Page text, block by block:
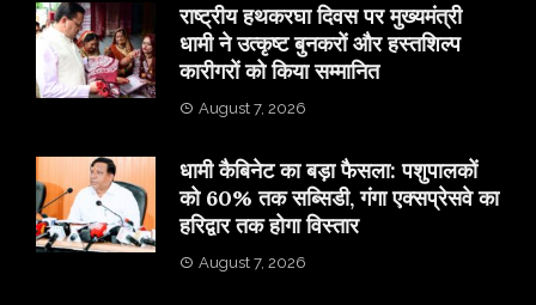
राष्ट्रीय हथकरघा दिवस पर मुख्यमंत्री
धामी ने उत्कृष्ट बुनकरों और हस्तशिल्प
कारीगरों को किया सम्मानित
August 7, 2026
​धामी कैबिनेट का बड़ा फैसला: पशुपालकों
को 60% तक सब्सिडी, गंगा एक्सप्रेसवे का
हरिद्वार तक होगा विस्तार
August 7, 2026